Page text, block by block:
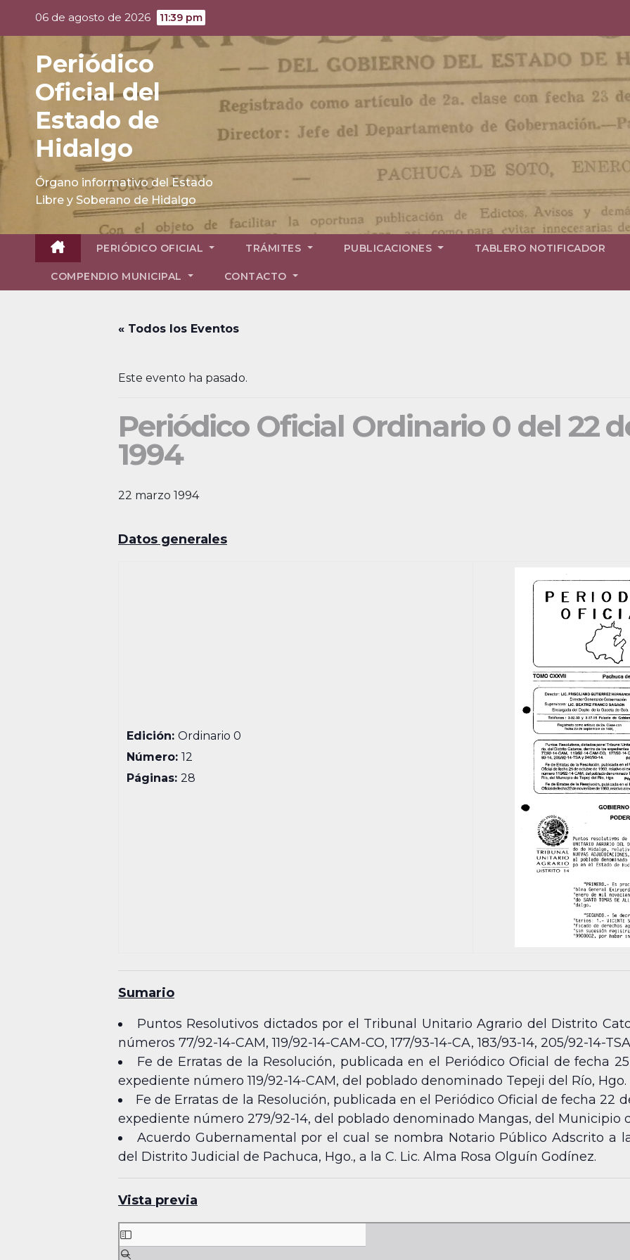
06 de agosto de 2026 11:39 pm
Periódico
Oficial del
Estado de
Hidalgo
Órgano informativo del Estado
Libre y Soberano de Hidalgo
PERIÓDICO OFICIAL TRÁMITES PUBLICACIONES TABLERO NOTIFICADOR
COMPENDIO MUNICIPAL CONTACTO
« Todos los Eventos
Este evento ha pasado.
Periódico Oficial Ordinario 0 del 22
1994
22 marzo 1994
Datos generales
Edición:Ordinario 0
Número:12
Páginas:28
Sumario
Puntos Resolutivos dictados por el Tribunal Unitario Agrario del Distrito
números 77/92-14-CAM, 119/92-14-CAM-CO, 177/93-14-CA, 183/93-14, 205/92-14-
Fe de Erratas de la Resolución, publicada en el Periódico Oficial de fecha
expediente número 119/92-14-CAM, del poblado denominado Tepeji del Río, Hgo.
Fe de Erratas de la Resolución, publicada en el Periódico Oficial de fecha 22
expediente número 279/92-14, del poblado denominado Mangas, del Municipio
Acuerdo Gubernamental por el cual se nombra Notario Público Adscrito a
del Distrito Judicial de Pachuca, Hgo., a la C. Lic. Alma Rosa Olguín Godínez.
Vista previa
Skip
to